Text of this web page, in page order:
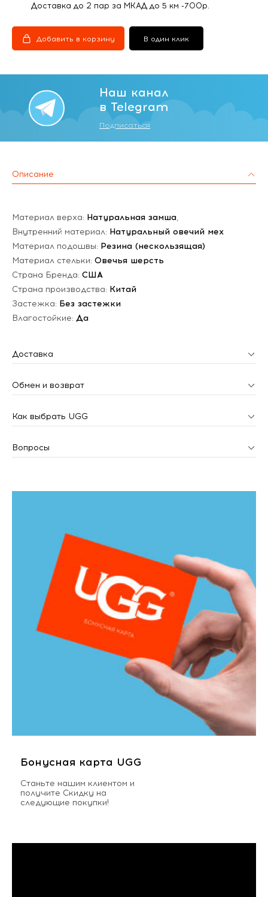
Доставка до 2 пар за МКАД до 5 км -700р.
Добавить в корзину В один клик
Наш канал
в Telegram
Подписаться
Описание
Материал верха: Натуральная замша,
Внутренний материал: Натуральный овечий мех
Материал подошвы: Резина (нескользящая)
Материал стельки: Овечья шерсть
Страна Бренда: США
Страна производства: Китай
Застежка: Без застежки
Влагостойкие: Да
Доставка
Обмен и возврат
Как выбрать UGG
Вопросы
Бонусная карта UGG
Станьте нашим клиентом и
получите Скидку на
следующие покупки!